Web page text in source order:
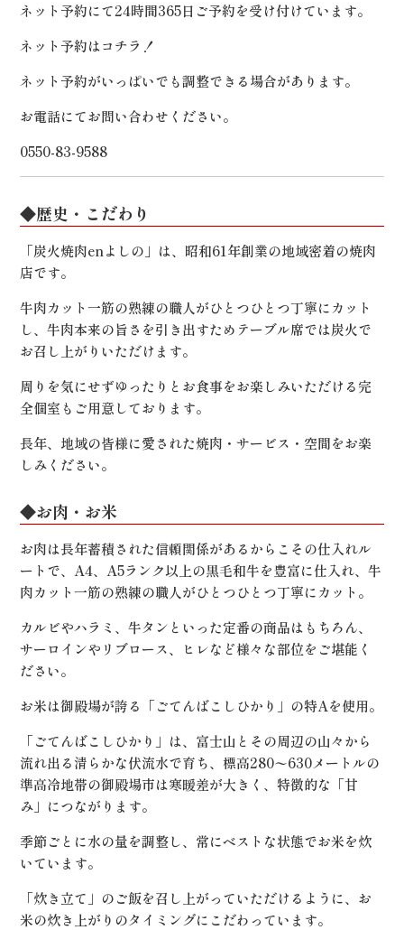
ネット予約にて24時間365日ご予約を受け付けています。
ネット予約はコチラ！
ネット予約がいっぱいでも調整できる場合があります。
お電話にてお問い合わせください。
0550-83-9588
◆歴史・こだわり
「炭火焼肉enよしの」は、昭和61年創業の地域密着の焼肉
店です。
牛肉カット一筋の熟練の職人がひとつひとつ丁寧にカット
し、牛肉本来の旨さを引き出すためテーブル席では炭火で
お召し上がりいただけます。
周りを気にせずゆったりとお食事をお楽しみいただける完
全個室もご用意しております。
長年、地域の皆様に愛された焼肉・サービス・空間をお楽
しみください。
◆お肉・お米
お肉は長年蓄積された信頼関係があるからこその仕入れル
ートで、A4、A5ランク以上の黒毛和牛を豊富に仕入れ、牛
肉カット一筋の熟練の職人がひとつひとつ丁寧にカット。
カルビやハラミ、牛タンといった定番の商品はもちろん、
サーロインやリブロース、ヒレなど様々な部位をご堪能く
ださい。
お米は御殿場が誇る「ごてんばこしひかり」の特Aを使用。
「ごてんばこしひかり」は、富士山とその周辺の山々から
流れ出る清らかな伏流水で育ち、標高280〜630メートルの
準高冷地帯の御殿場市は寒暖差が大きく、特徴的な「甘
み」につながります。
季節ごとに水の量を調整し、常にベストな状態でお米を炊
いています。
「炊き立て」のご飯を召し上がっていただけるように、お
米の炊き上がりのタイミングにこだわっています。